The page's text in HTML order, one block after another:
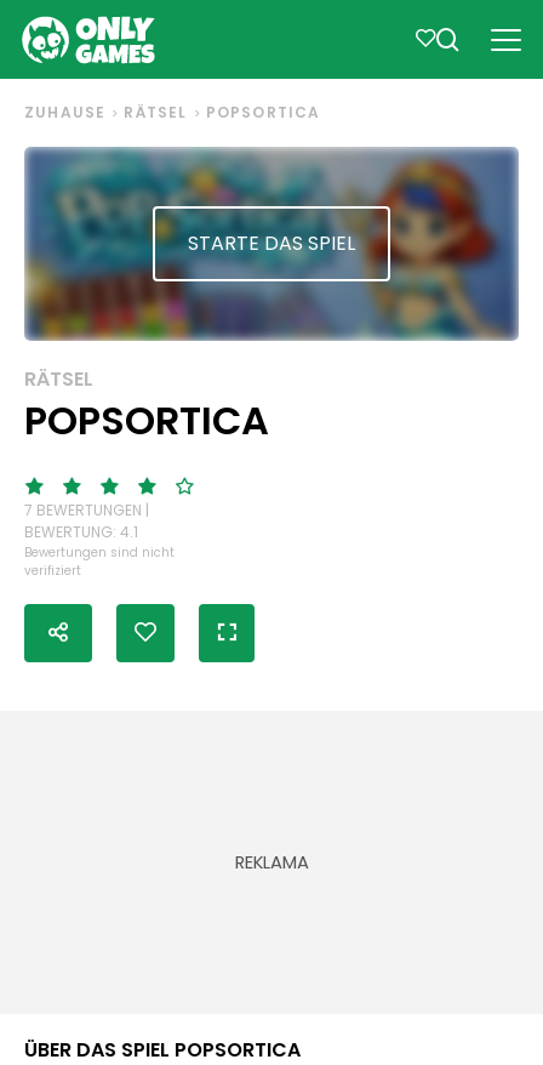
ZUHAUSE RÄTSEL POPSORTICA
STARTE DAS SPIEL
RÄTSEL
POPSORTICA
7 BEWERTUNGEN |
BEWERTUNG: 4.1
Bewertungen sind nicht
verifiziert
ÜBER DAS SPIEL POPSORTICA